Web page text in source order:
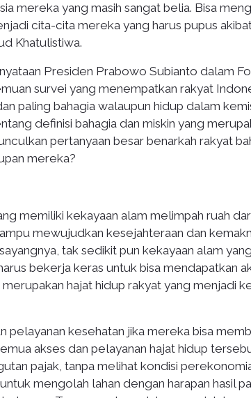
mereka yang masih sangat belia. Bisa
cita-cita mereka yang harus pupus
Khatulistiwa.
Presiden Prabowo Subianto dalam
survei yang menempatkan rakyat
paling bahagia walaupun hidup dalam
definisi bahagia dan miskin yang
pertanyaan besar benarkah rakyat
mereka?
memiliki kekayaan alam melimpah ruah
mewujudkan kesejahteraan dan
tak sedikit pun kekayaan alam
bekerja keras untuk bisa mendapatkan
hajat hidup rakyat yang menjadi
pelayanan kesehatan jika mereka bisa
akses dan pelayanan hajat hidup
pajak, tanpa melihat kondisi
mengolah lahan dengan harapan hasil